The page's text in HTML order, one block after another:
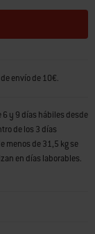
envío de 10€.
6 y 9 días hábiles desde
de los 3 días
menos de 31,5 kg se
en días laborables.